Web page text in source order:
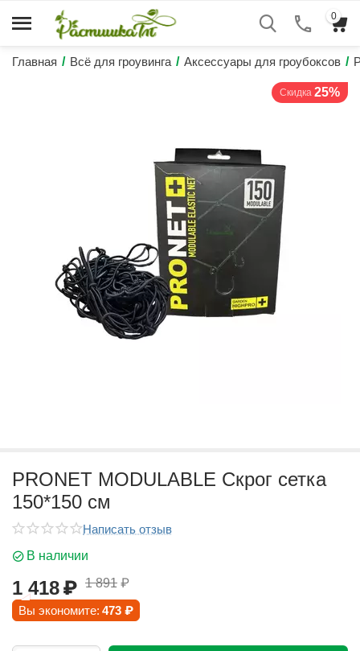
0
Главная / Всё для гроувинга / Аксессуары для гроубоксов /
Скидка 25%
PRONET MODULABLE Скрог cетка
150*150 см
Написать отзыв
В наличии
1 418₽ 1 891 ₽
Вы экономите: 473 ₽